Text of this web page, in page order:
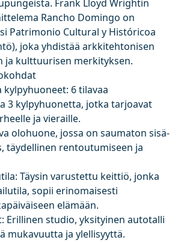
Frank Lloyd Wrightin
Rancho Domingo on
Patrimonio Cultural y Históricoa
joka yhdistää arkkitehtonisen
ja kulttuurisen merkityksen.
6 tilavaa
3 kylpyhuonetta, jotka tarjoavat
ja vieraille.
olohuone, jossa on saumaton sisä-
täydellinen rentoutumiseen ja
Täysin varustettu keittiö, jonka
sopii erinomaisesti
elämään.
Erillinen studio, yksityinen autotalli
mukavuutta ja ylellisyyttä.